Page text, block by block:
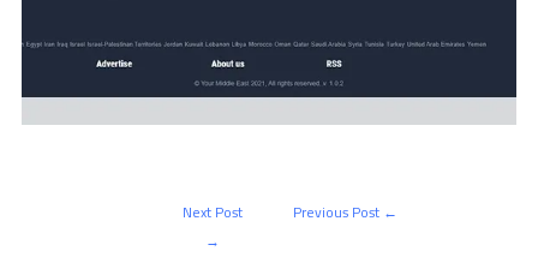
←
Previous Post
Next Post
→